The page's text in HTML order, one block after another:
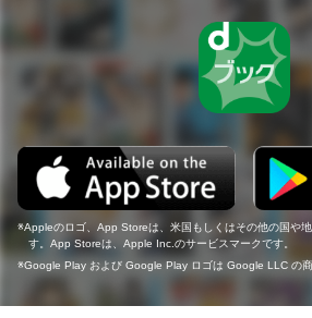
Appleのロゴ、App Storeは、米国もしくはその他の国や
す。App Storeは、Apple Inc.のサービスマークです。
Google Play および Google Play ロゴは Google LLC の商